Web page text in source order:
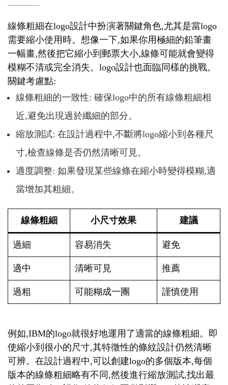
線條粗細在logo設計中扮演著關鍵角色,尤其是當logo
需要縮小使用時。想像一下,如果你用極細的鉛筆畫
一幅畫,然後把它縮小到郵票大小,線條可能就會變得
模糊不清或完全消失。logo設計也面臨同樣的挑戰。
關鍵考慮點:
線條粗細的一致性: 確保logo中的所有線條粗細相
近,避免出現過於纖細的部分。
縮放測試: 在設計過程中,不斷將logo縮小到各種尺
寸,檢查線條是否仍然清晰可見。
適度調整: 如果發現某些線條在縮小時變得模糊,適
當增加其粗細。
線條粗細 小尺寸效果 建議
過細 容易消失 避免
適中 清晰可見 推薦
過粗 可能糊成一團 謹慎使用
例如,IBM的logo就很好地運用了適當的線條粗細。即
使縮小到很小的尺寸,其特徵性的條紋設計仍然清晰
可辨。在設計過程中,可以創建logo的多個版本,每個
版本的線條粗細略有不同,然後進行縮放測試,找出最